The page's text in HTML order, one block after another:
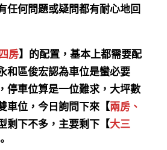
任何問題或疑問都有耐心地回
房】的配置，基本上都需要配
和區俊宏認為車位是蠻必要
停車位算是一位難求，大坪數
車位，今日詢問下來【兩房、
剩下不多，主要剩下【大三